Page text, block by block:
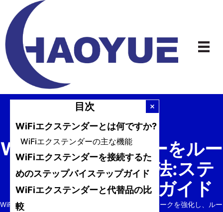
ン
ツ
キ
WiFiエクステンダーをルー
ターに接続する方法:ステ
ップバイステップガイド
WiFiエクステンダーは、既存のワイヤレスネットワークを強化し、ルー
目次
WiFiエクステンダーとは何ですか?
WiFiエクステンダーの主な機能
WiFiエクステンダーを接続するた
めのステップバイステップガイド
WiFiエクステンダーと代替品の比
較